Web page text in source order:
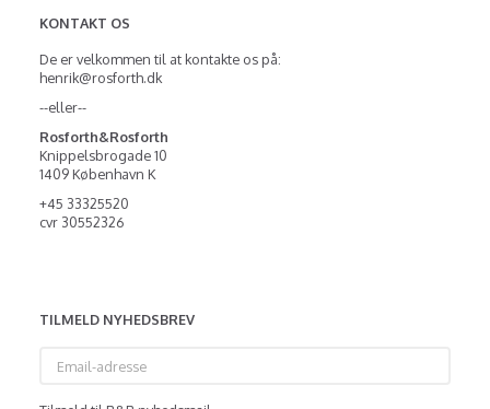
KONTAKT OS
De er velkommen til at kontakte os på:
henrik@rosforth.dk
--eller--
Rosforth&Rosforth
Knippelsbrogade 10
1409 København K
+45 33325520
cvr 30552326
TILMELD NYHEDSBREV
adresse